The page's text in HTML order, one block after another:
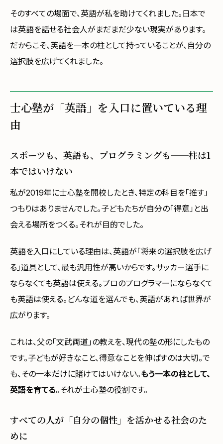
そのすべての場面で、英語が私を助けてくれました。日本で
は英語を話せる社会人がまだまだ少ない現実があります。
だからこそ、英語を一本の柱として持っていることが、自分の
選択肢を広げてくれました。
士心塾が「英語」を入口に置いている理
由
スポーツも、英語も、プログラミングも──柱は1
本ではいけない
私が2019年に士心塾を開校したとき、特定の科目を「推す」
つもりはありませんでした。子どもたちが自分の「得意」と出
会える場所をつくる。それが目的でした。
英語を入口にしている理由は、英語が「将来の選択肢を広げ
る」道具として、最も汎用性が高いからです。サッカー選手に
ならなくても英語は使える。プロのプログラマーにならなくて
も英語は使える。どんな道を選んでも、英語があれば世界が
広がります。
これは、父の「文武両道」の教えを、現代の塾の形にしたもの
です。子どもが好きなこと、得意なことを伸ばすのは大切。で
も、その一本だけに賭けてはいけない。もう一本の柱として、
英語を育てる。それが士心塾の役割です。
すべての人が「自分の個性」を活かせる社会のた
めに